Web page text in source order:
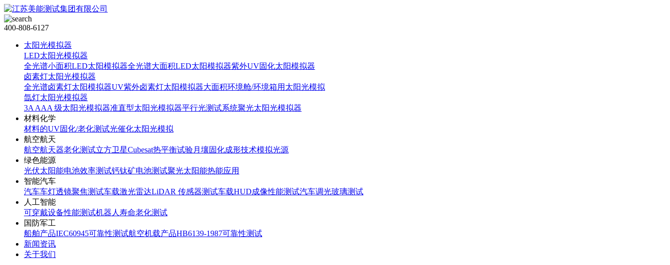
400-808-6127
太阳光模拟器
LED太阳光模拟器
全光谱小面积LED太阳模拟器全光谱大面积LED太阳模拟器紫外UV固化太阳模拟器
卤素灯太阳光模拟器
全光谱卤素灯太阳模拟器UV紫外卤素灯太阳模拟器大面积环境舱/环境箱用太阳光模拟
氙灯太阳光模拟器
3A AAA 级太阳光模拟器准直型太阳光模拟器平行光测试系统聚光太阳光模拟器
材料化学
材料的UV固化/老化测试光催化太阳光模拟
航空航天
航空航天器老化测试立方卫星Cubesat热平衡试验月壤固化成形技术模拟光源
绿色能源
光伏太阳能电池效率测试钙钛矿电池测试聚光太阳能热能应用
智能汽车
汽车车灯透镜聚焦测试车载激光雷达LiDAR 传感器测试车载HUD成像性能测试汽车调光玻璃测试
人工智能
可穿戴设备性能测试机器人寿命老化测试
国防军工
船舶产品IEC60945可靠性测试航空机载产品HB6139-1987可靠性测试
新闻资讯
关于我们